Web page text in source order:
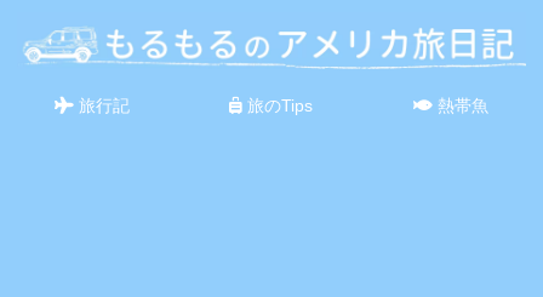
旅行記 旅のTips 熱帯魚